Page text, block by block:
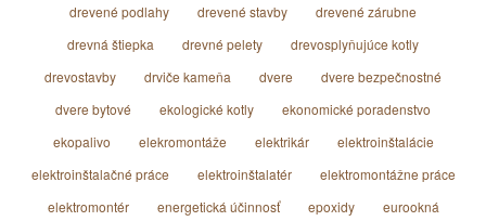
drevené podlahy
drevené stavby
drevené zárubne
drevná štiepka
drevné pelety
drevosplyňujúce kotly
drevostavby
drviče kameňa dvere
dvere bezpečnostné
dvere bytové
ekologické kotly
ekonomické poradenstvo
ekopalivo
elekromontáže elektrikár
elektroinštalácie
elektroinštalačné práce
elektroinštalatér
elektromontážne práce
elektromontér
energetická účinnosť epoxidy eurookná